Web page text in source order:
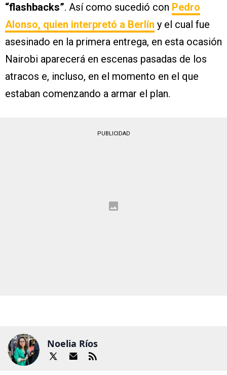
“flashbacks”. Así como sucedió con Pedro
Alonso, quien interpretó a Berlín y el cual fue
asesinado en la primera entrega, en esta ocasión
Nairobi aparecerá en escenas pasadas de los
atracos e, incluso, en el momento en el que
estaban comenzando a armar el plan.
PUBLICIDAD
Noelia Ríos